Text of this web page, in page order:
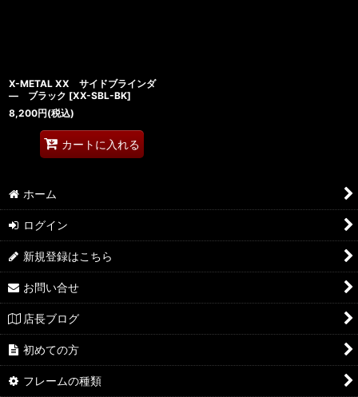
X-METAL XX サイドブラインダ
― ブラック [XX-SBL-BK]
8,200円(税込)
カートに入れる
ホーム
ログイン
新規登録はこちら
お問い合せ
店長ブログ
初めての方
フレームの種類